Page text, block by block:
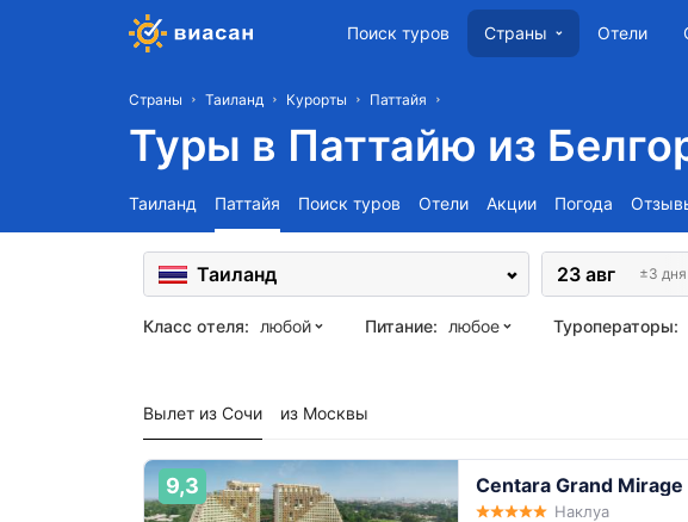
Поиск туров Страны Отели
Страны Таиланд Курорты Паттайя
Туры в Паттайю из
Таиланд Паттайя Поиск туров Отели Акции Погода
Таиланд 23 авг ±3 дня
Класс отеля: любой Питание: любое Туроператоры:
Вылет из Сочи из Москвы
9,3 Centara Grand
Наклуа